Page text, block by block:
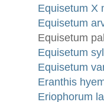
Equisetum X
Equisetum
Equisetum
Equisetum
Equisetum
Eranthis
Eriophorum